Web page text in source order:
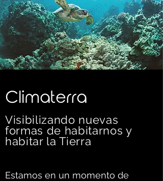
C limaterra
Visibilizando nuevas
formas de habitarnos y
habitar la Tierra
Estamos en un momento de